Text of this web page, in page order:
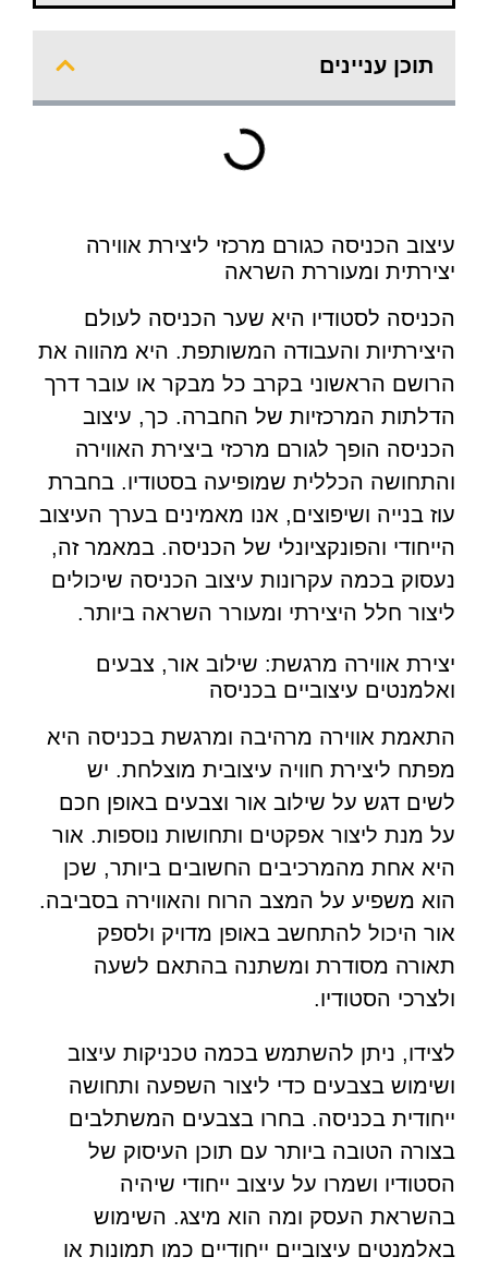
תוכן עניינים
עיצוב הכניסה כגורם מרכזי ליצירת אווירה
יצירתית ומעוררת השראה
הכניסה לסטודיו היא שער הכניסה לעולם
היצירתיות והעבודה המשותפת. היא מהווה את
הרושם הראשוני בקרב כל מבקר או עובר דרך
הדלתות המרכזיות של החברה. כך, עיצוב
הכניסה הופך לגורם מרכזי ביצירת האווירה
והתחושה הכללית שמופיעה בסטודיו. בחברת
עוז בנייה ושיפוצים, אנו מאמינים בערך העיצוב
הייחודי והפונקציונלי של הכניסה. במאמר זה,
נעסוק בכמה עקרונות עיצוב הכניסה שיכולים
ליצור חלל היצירתי ומעורר השראה ביותר.
יצירת אווירה מרגשת: שילוב אור, צבעים
ואלמנטים עיצוביים בכניסה
התאמת אווירה מרהיבה ומרגשת בכניסה היא
מפתח ליצירת חוויה עיצובית מוצלחת. יש
לשים דגש על שילוב אור וצבעים באופן חכם
על מנת ליצור אפקטים ותחושות נוספות. אור
היא אחת מהמרכיבים החשובים ביותר, שכן
הוא משפיע על המצב הרוח והאווירה בסביבה.
אור היכול להתחשב באופן מדויק ולספק
תאורה מסודרת ומשתנה בהתאם לשעה
ולצרכי הסטודיו.
לצידו, ניתן להשתמש בכמה טכניקות עיצוב
ושימוש בצבעים כדי ליצור השפעה ותחושה
ייחודית בכניסה. בחרו בצבעים המשתלבים
בצורה הטובה ביותר עם תוכן העיסוק של
הסטודיו ושמרו על עיצוב ייחודי שיהיה
בהשראת העסק ומה הוא מיצג. השימוש
באלמנטים עיצוביים ייחודיים כמו תמונות או